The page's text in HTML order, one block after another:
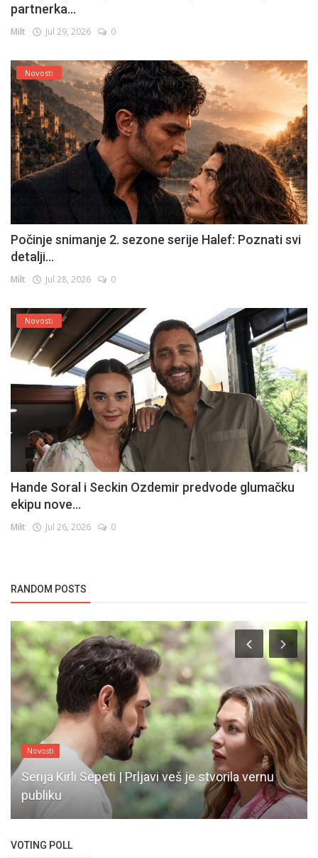
partnerka...
Milt Jul 29, 2026 0
Novosti
Počinje snimanje 2. sezone serije Halef: Poznati svi
detalji...
Milt Jul 28, 2026 0
Novosti
Hande Soral i Seckin Ozdemir predvode glumačku
ekipu nove...
Milt Jul 26, 2026 0
RANDOM POSTS
Novosti
Serija Kirli Sepeti | Prljavi veš je stvorila vernu
publiku
VOTING POLL